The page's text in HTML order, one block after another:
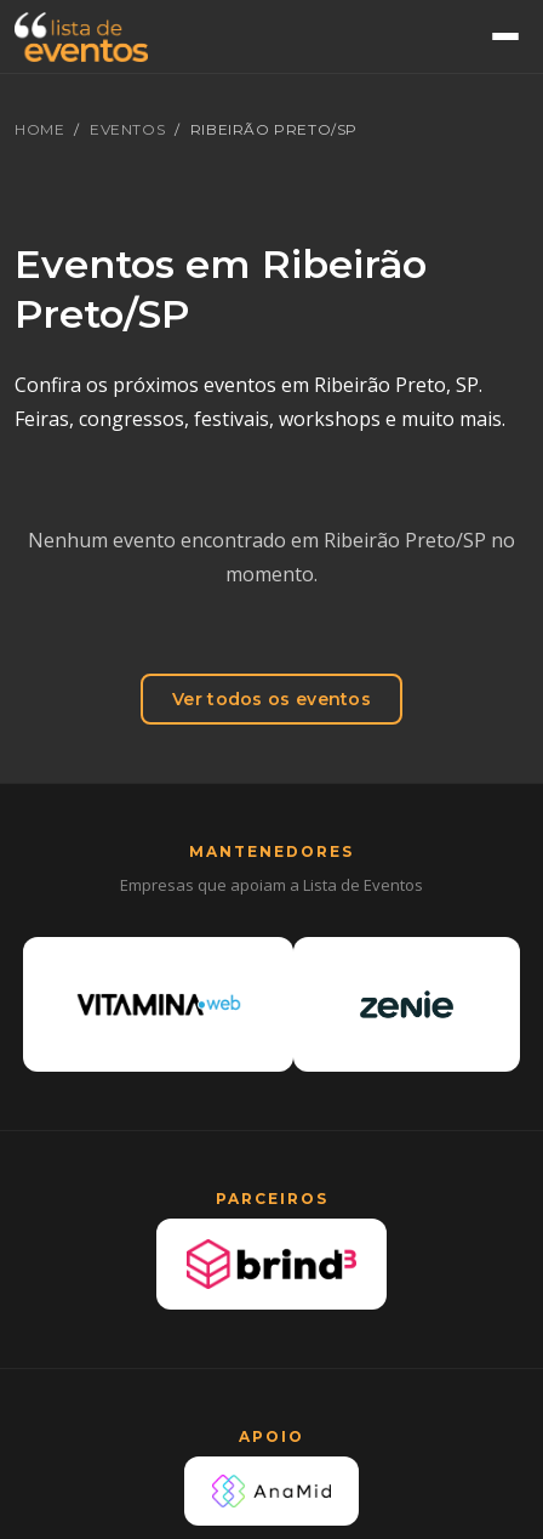
HOME EVENTOS RIBEIRÃO PRETO/SP
Eventos em Ribeirão
Preto/SP
Confira os próximos eventos em Ribeirão Preto, SP.
Feiras, congressos, festivais, workshops e muito mais.
Nenhum evento encontrado em Ribeirão Preto/SP no
momento.
Ver todos os eventos
MANTENEDORES
Empresas que apoiam a Lista de Eventos
PARCEIROS
APOIO